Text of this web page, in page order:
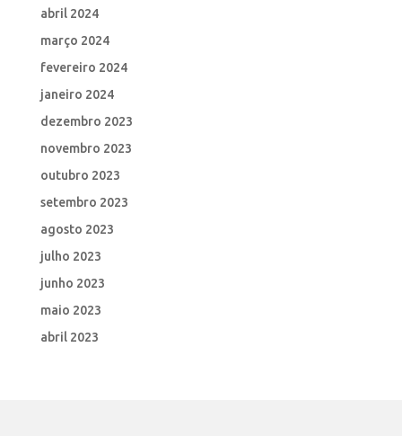
abril 2024
março 2024
fevereiro 2024
janeiro 2024
dezembro 2023
novembro 2023
outubro 2023
setembro 2023
agosto 2023
julho 2023
junho 2023
maio 2023
abril 2023